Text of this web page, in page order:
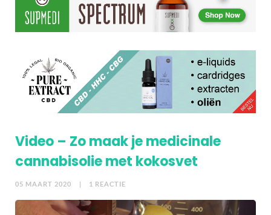
Video – Zo maak je medicinale
cannabisolie met kokosvet
05 MAART 2020 | 1 REACTIE